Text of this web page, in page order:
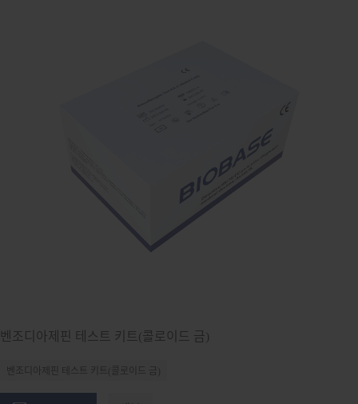
벤조디아제핀 테스트 키트(콜로이드 금)
벤조디아제핀 테스트 키트(콜로이드 금)